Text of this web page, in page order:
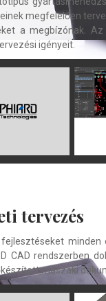
megfelelően
a megbízónak. Az
igényeit.
tervezés
minden
CAD rendszerben
műszaki